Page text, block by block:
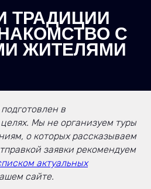
ТРАДИЦИИ
С
ЖИТЕЛЯМИ
в
Мы не организуем туры
о которых рассказываем
заявки рекомендуем
актуальных
сайте.